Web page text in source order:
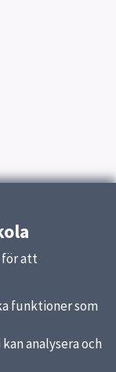
för att
funktioner som
analysera och